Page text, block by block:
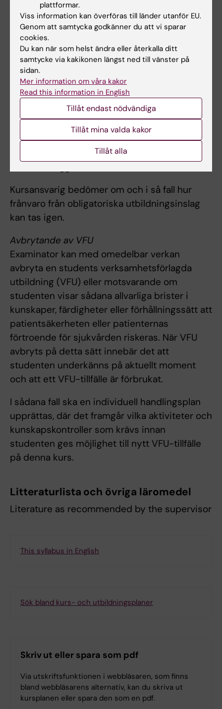
Undervisning sker på engelska. Undervisning
på kväll/nattetid kan förekomma.
Examination
Obligatorier:
VFU med fortlöpande bedömning
av färdigheter och kunskaper som
vidarerapporteras till huvudhandledaren då
studenten handleds av andra.
Examination:Muntliga redovisningar av
Kursansvarig bedömer om och i så fall hur
frånvaro från obligatoriska utbildningsinslag
kan tas igen.
Avbrytande av VFU
Examinator kan med omedelbar verkan
avbryta en students verksamhetsförlagda
utbildning (VFU) eller motsvarande om
studenten visar sådana allvarliga brister i
kunskaper, färdigheter eller förhållningssätt att
patientsäkerheten eller patienternas
förtroende för sjukvården riskeras. När VFU
avbryts på detta sätt innebär det att
studenten underkänns på aktuellt moment
och att ett VFU-tillfälle är förbrukat.
I sådana fall ska en individuell handlingsplan
upprättas, där det framgår vilka aktiviteter och
kunskapskontroller som krävs innan
studenten ges möjlighet till nytt VFU-tillfälle
på denna kurs.
Litteraturlista och övriga läromedel
Literature as recommended by the supervisor
This syllabus in English
Sök bland kurs- och utbildningsplaner
Skriv ut eller spara som pdf
Via utskriftsfunktionen i webbläsaren, som finns
bland webbläsarens alternativ, kan du skriva ut
kursplanen eller spara den som en pdf.
plattformar.
Viss information kan överföras till länder utanför EU.
Genom att samtycka godkänner du att vi sparar
cookies.
Du kan när som helst ändra eller återkalla ditt
samtycke via kakikonen längst ned till vänster på
sidan.
Mer information om våra kakor
Read this information in English
Tillåt endast nödvändiga
Tillåt mina valda kakor
Tillåt alla